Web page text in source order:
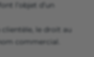
l’objet d’un
le droit au
commercial.